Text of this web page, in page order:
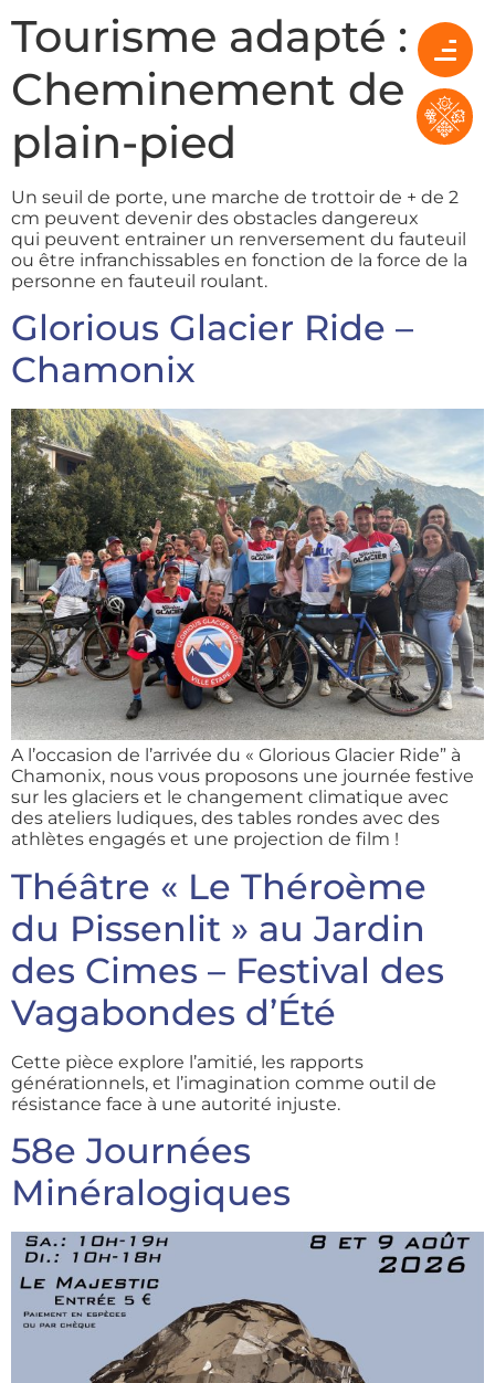
Tourisme adapté :
Cheminement de
plain-pied
Un seuil de porte, une marche de trottoir de + de 2
cm peuvent devenir des obstacles dangereux
qui peuvent entrainer un renversement du fauteuil
ou être infranchissables en fonction de la force de la
personne en fauteuil roulant.
Glorious Glacier Ride –
Chamonix
A l’occasion de l’arrivée du « Glorious Glacier Ride” à
Chamonix, nous vous proposons une journée festive
sur les glaciers et le changement climatique avec
des ateliers ludiques, des tables rondes avec des
athlètes engagés et une projection de film !
Théâtre « Le Théroème
du Pissenlit » au Jardin
des Cimes – Festival des
Vagabondes d’Été
Cette pièce explore l’amitié, les rapports
générationnels, et l’imagination comme outil de
résistance face à une autorité injuste.
58e Journées
Minéralogiques